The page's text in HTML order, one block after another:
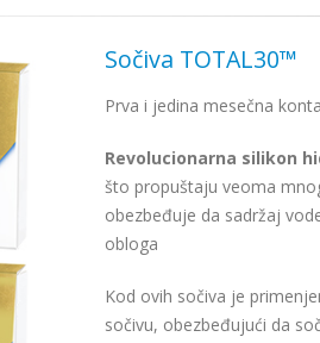
Sočiva TOTAL30™
Prva i jedina mesečna
Revolucionarna silikon
što propuštaju veoma
obezbeđuje da sadržaj
obloga
Kod ovih sočiva je
sočivu, obezbeđujući da